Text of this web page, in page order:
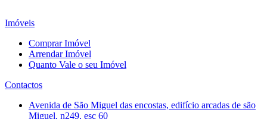
Imóveis
Comprar Imóvel
Arrendar Imóvel
Quanto Vale o seu Imóvel
Contactos
Avenida de São Miguel das encostas, edifício arcadas de são
Miguel, n249, esc 60